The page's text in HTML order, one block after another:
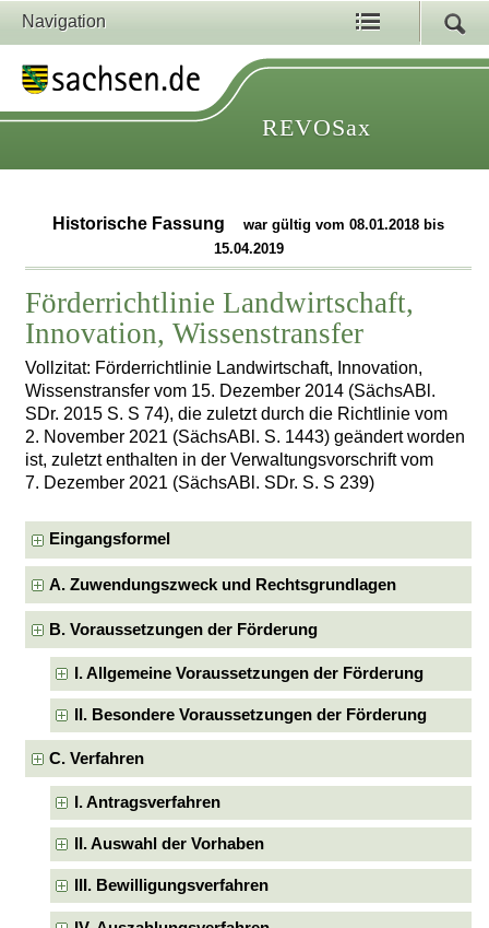
Navigation
REVOSax
Historische Fassung
war gültig vom 08.01.2018 bis
15.04.2019
Förderrichtlinie Landwirtschaft,
Innovation, Wissenstransfer
Vollzitat: Förderrichtlinie Landwirtschaft, Innovation,
Wissenstransfer vom 15. Dezember 2014 (SächsABl.
SDr. 2015 S. S 74), die zuletzt durch die Richtlinie vom
2. November 2021 (SächsABl. S. 1443) geändert worden
ist, zuletzt enthalten in der Verwaltungsvorschrift vom
7. Dezember 2021 (SächsABl. SDr. S. S 239)
Eingangsformel
A. Zuwendungszweck und Rechtsgrundlagen
B. Voraussetzungen der Förderung
I. Allgemeine Voraussetzungen der Förderung
II. Besondere Voraussetzungen der Förderung
C. Verfahren
I. Antragsverfahren
II. Auswahl der Vorhaben
III. Bewilligungsverfahren